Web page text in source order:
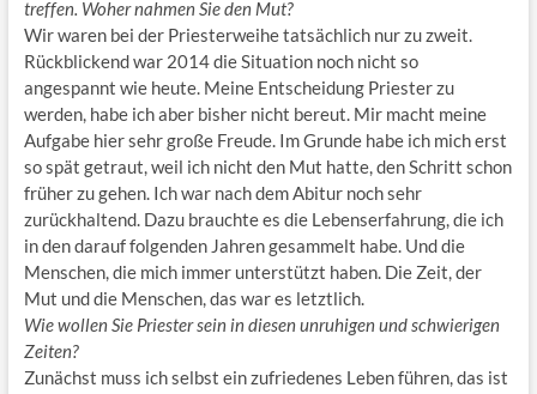
treffen. Woher nahmen Sie den Mut?
Wir waren bei der Priesterweihe tatsächlich nur zu zweit.
Rückblickend war 2014 die Situation noch nicht so
angespannt wie heute. Meine Entscheidung Priester zu
werden, habe ich aber bisher nicht bereut. Mir macht meine
Aufgabe hier sehr große Freude. Im Grunde habe ich mich erst
so spät getraut, weil ich nicht den Mut hatte, den Schritt schon
früher zu gehen. Ich war nach dem Abitur noch sehr
zurückhaltend. Dazu brauchte es die Lebenserfahrung, die ich
in den darauf folgenden Jahren gesammelt habe. Und die
Menschen, die mich immer unterstützt haben. Die Zeit, der
Mut und die Menschen, das war es letztlich.
Wie wollen Sie Priester sein in diesen unruhigen und schwierigen
Zeiten?
Zunächst muss ich selbst ein zufriedenes Leben führen, das ist